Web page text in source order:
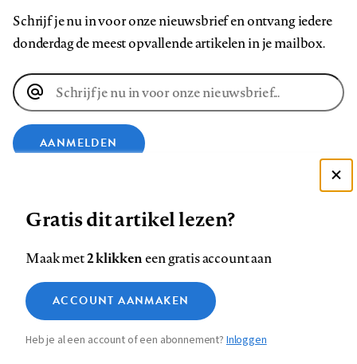
Schrijf je nu in voor onze nieuwsbrief en ontvang iedere
donderdag de meest opvallende artikelen in je mailbox.
E-
mailadres
AANMELDEN
op
Facebook
op
LinkedIn
op
Bluesky
ons
op
InstagramYouTube
Footer
Contact Colofon Disclaimer Privacy
Medische vragen verdienen
betrouwbare antwoorden
Zie onze cookie policy
Analytische cookies
Marketing cookies
Gratis dit artikel lezen?
Maak met2 klikkeneen gratis account aan
ACCOUNT AANMAKEN
Heb je al een account of een abonnement?Inloggen